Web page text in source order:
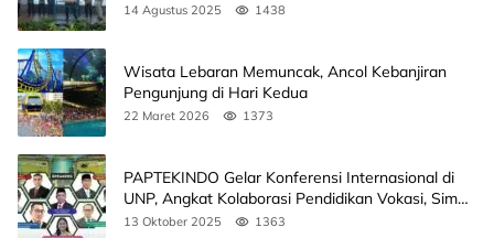
14 Agustus 2025 1438
Wisata Lebaran Memuncak, Ancol Kebanjiran
Pengunjung di Hari Kedua
22 Maret 2026 1373
PAPTEKINDO Gelar Konferensi Internasional di
UNP, Angkat Kolaborasi Pendidikan Vokasi, Simak
Agendanya
13 Oktober 2025 1363